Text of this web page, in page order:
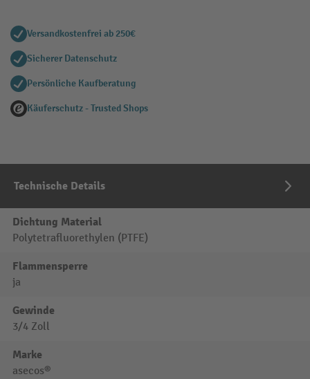
Versandkostenfrei ab 250€
Sicherer Datenschutz
Persönliche Kaufberatung
Käuferschutz - Trusted Shops
Technische Details
Dichtung Material
Polytetrafluorethylen (PTFE)
Flammensperre
ja
Gewinde
3/4 Zoll
Marke
asecos®